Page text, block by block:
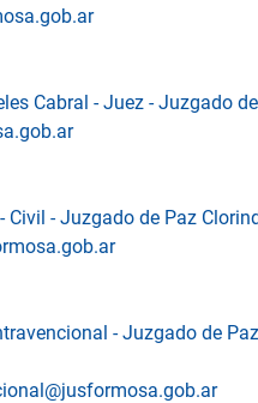
Cabral - Juez - Juzgado
Civil - Juzgado de Paz
- Juzgado de